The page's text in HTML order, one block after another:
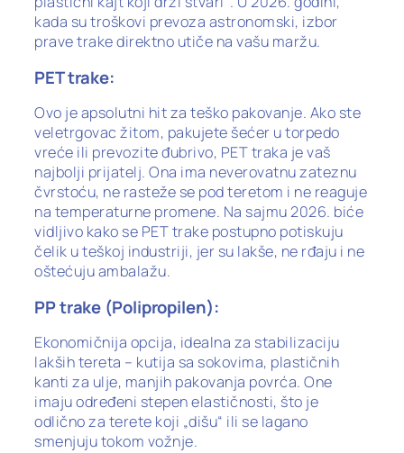
kada su troškovi prevoza astronomski, izbor
prave trake direktno utiče na vašu maržu.
PET trake:
Ovo je apsolutni hit za teško pakovanje. Ako ste
veletrgovac žitom, pakujete šećer u torpedo
vreće ili prevozite đubrivo, PET traka je vaš
najbolji prijatelj. Ona ima neverovatnu zateznu
čvrstoću, ne rasteže se pod teretom i ne reaguje
na temperaturne promene. Na sajmu 2026. biće
vidljivo kako se PET trake postupno potiskuju
čelik u teškoj industriji, jer su lakše, ne rđaju i ne
oštećuju ambalažu.
PP trake (Polipropilen):
Ekonomičnija opcija, idealna za stabilizaciju
lakših tereta – kutija sa sokovima, plastičnih
kanti za ulje, manjih pakovanja povrća. One
imaju određeni stepen elastičnosti, što je
odlično za terete koji „dišu“ ili se lagano
smenjuju tokom vožnje.